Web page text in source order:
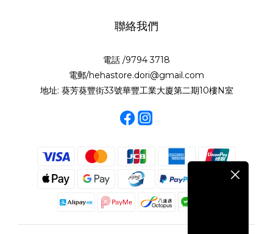
聯絡我們
電話 /9794 3718
電郵/hehastore.dori@gmail.com
地址: 葵芳葵豐街33號華豐工業大廈第二期10樓N室